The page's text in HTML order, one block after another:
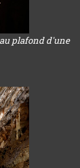
plafond d'une